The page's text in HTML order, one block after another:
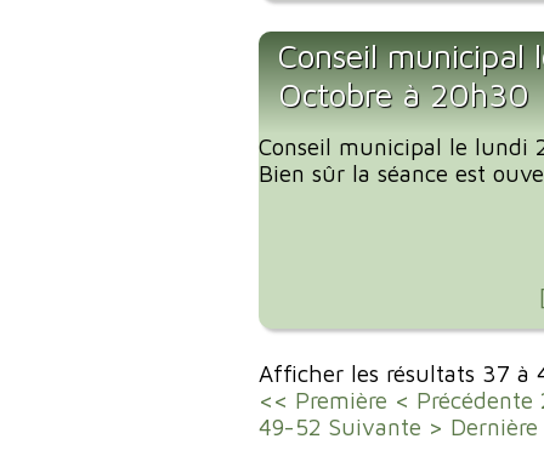
Conseil municipal
Octobre à 20h30
Conseil municipal le lundi
Bien sûr la séance est
Afficher les résultats 37 à
<< Première < Précédente
49-52 Suivante >